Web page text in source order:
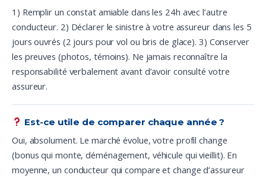
1) Remplir un constat amiable dans les 24h avec l’autre
conducteur. 2) Déclarer le sinistre à votre assureur dans les 5
jours ouvrés (2 jours pour vol ou bris de glace). 3) Conserver
les preuves (photos, témoins). Ne jamais reconnaître la
responsabilité verbalement avant d’avoir consulté votre
assureur.
Est-ce utile de comparer chaque année ?
Oui, absolument. Le marché évolue, votre profil change
(bonus qui monte, déménagement, véhicule qui vieillit). En
moyenne, un conducteur qui compare et change d’assureur